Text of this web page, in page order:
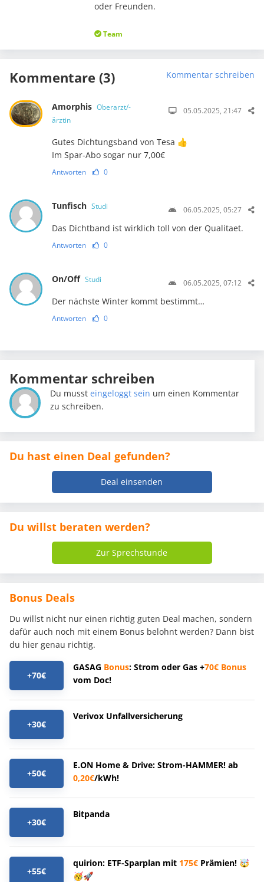
oder Freunden.
Team
Kommentare (3) Kommentar schreiben
Amorphis Oberarzt/-
ärztin
05.05.2025, 21:47
Gutes Dichtungsband von Tesa 👍
Im Spar-Abo sogar nur 7,00€
Antworten 0
Tunfisch Studi 06.05.2025, 05:27
Das Dichtband ist wirklich toll von der Qualitaet.
Antworten 0
On/Off Studi 06.05.2025, 07:12
Der nächste Winter kommt bestimmt…
Antworten 0
Kommentar schreiben
Du mussteingeloggt sein um einen Kommentar
zu schreiben.
Du hast einen Deal gefunden?
Deal einsenden
Du willst beraten werden?
Zur Sprechstunde
Bonus Deals
Du willst nicht nur einen richtig guten Deal machen, sondern
dafür auch noch mit einem Bonus belohnt werden? Dann bist
du hier genau richtig.
+70€
GASAG Bonus: Strom oder Gas +70€ Bonus
vom Doc!
+30€
Verivox Unfallversicherung
+50€
E.ON Home & Drive: Strom-HAMMER! ab
0,20€/kWh!
+30€
Bitpanda
+55€
quirion: ETF-Sparplan mit 175€ Prämien! 🤯
🥳🚀